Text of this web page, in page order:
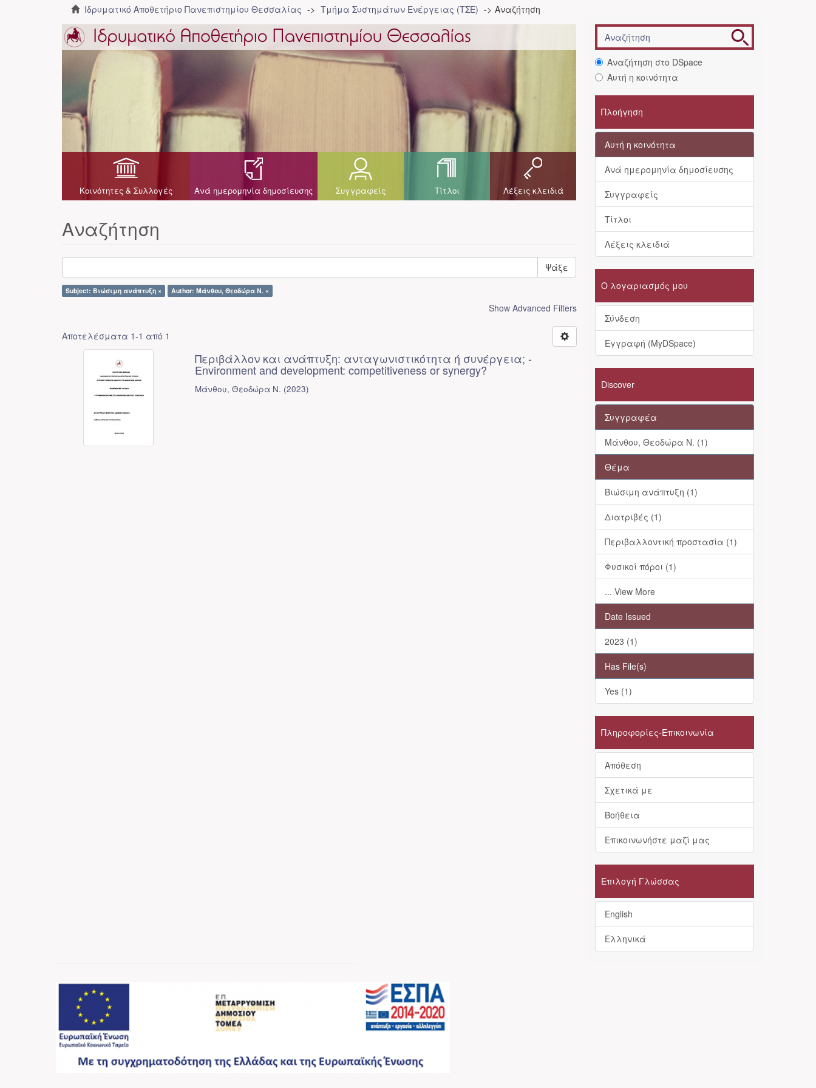
Ιδρυματικό Αποθετήριο Πανεπιστημίου Θεσσαλίας Τμήμα Συστημάτων Ενέργειας (ΤΣΕ) Αναζήτηση
Κοινότητες & Συλλογές Ανά ημερομηνία δημοσίευσης Συγγραφείς Τίτλοι Λέξεις κλειδιά
Αναζήτηση
Ψάξε
Subject: Βιώσιμη ανάπτυξη × Author: Μάνθου, Θεοδώρα Ν. ×
Show Advanced Filters
Αποτελέσματα 1-1 από 1
Περιβάλλον και ανάπτυξη: ανταγωνιστικότητα ή συνέργεια; -
Environment and development: competitiveness or synergy?
Μάνθου, Θεοδώρα Ν. (2023)
Αναζήτηση στο DSpace
Αυτή η κοινότητα
Πλοήγηση
Αυτή η κοινότητα
Ανά ημερομηνία δημοσίευσης
Συγγραφείς
Τίτλοι
Λέξεις κλειδιά
Ο λογαριασμός μου
Σύνδεση
Εγγραφή (MyDSpace)
Discover
Συγγραφέα
Μάνθου, Θεοδώρα Ν. (1)
Θέμα
Βιώσιμη ανάπτυξη (1)
Διατριβές (1)
Περιβαλλοντική προστασία (1)
Φυσικοί πόροι (1)
... View More
Date Issued
2023 (1)
Has File(s)
Yes (1)
Πληροφορίες-Επικοινωνία
Απόθεση
Σχετικά με
Βοήθεια
Επικοινωνήστε μαζί μας
Επιλογή Γλώσσας
English
Ελληνικά